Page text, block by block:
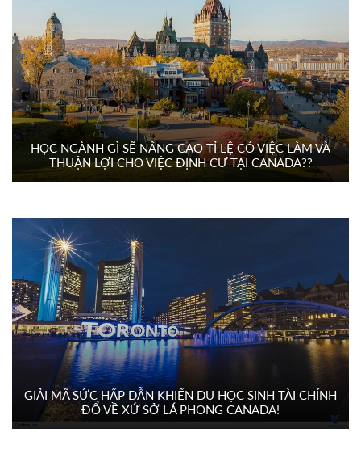
HỌC NGÀNH GÌ SẼ NÂNG CAO TỈ LỆ CÓ VIỆC LÀM VÀ
THUẬN LỢI CHO VIỆC ĐỊNH CƯ TẠI CANADA??
GIẢI MÃ SỨC HẤP DẪN KHIẾN DU HỌC SINH TÀI CHÍNH
ĐỔ VỀ XỨ SỞ LÁ PHONG CANADA!